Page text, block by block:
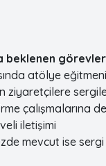
beklenen görevler
atölye
ziyaretçilere
çalışmalarına
iletişimi
mevcut ise